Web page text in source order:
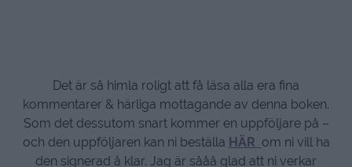
Det är så himla roligt att få läsa alla era fina
kommentarer & härliga mottagande av denna boken.
Som det dessutom snart kommer en uppföljare på –
och den uppföljaren kan ni beställa HÄR om ni vill ha
den signerad å klar. Jag är sååå glad att ni verkar